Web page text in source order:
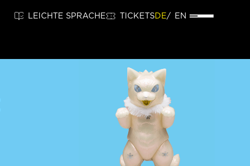
LEICHTE SPRACHE TICKETSDE EN